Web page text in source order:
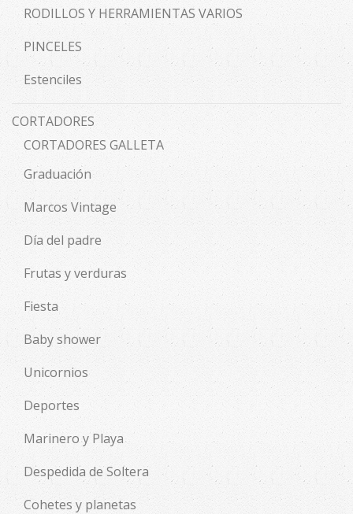
RODILLOS Y HERRAMIENTAS VARIOS
PINCELES
Estenciles
CORTADORES
CORTADORES GALLETA
Graduación
Marcos Vintage
Día del padre
Frutas y verduras
Fiesta
Baby shower
Unicornios
Deportes
Marinero y Playa
Despedida de Soltera
Cohetes y planetas